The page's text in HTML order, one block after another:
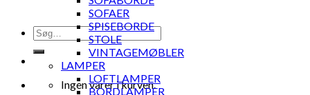
Søg
efter:
Ingen varer i kurven.
SOFAER
SPISEBORDE
STOLE
VINTAGEMØBLER
LAMPER
LOFTLAMPER
BORDLAMPER